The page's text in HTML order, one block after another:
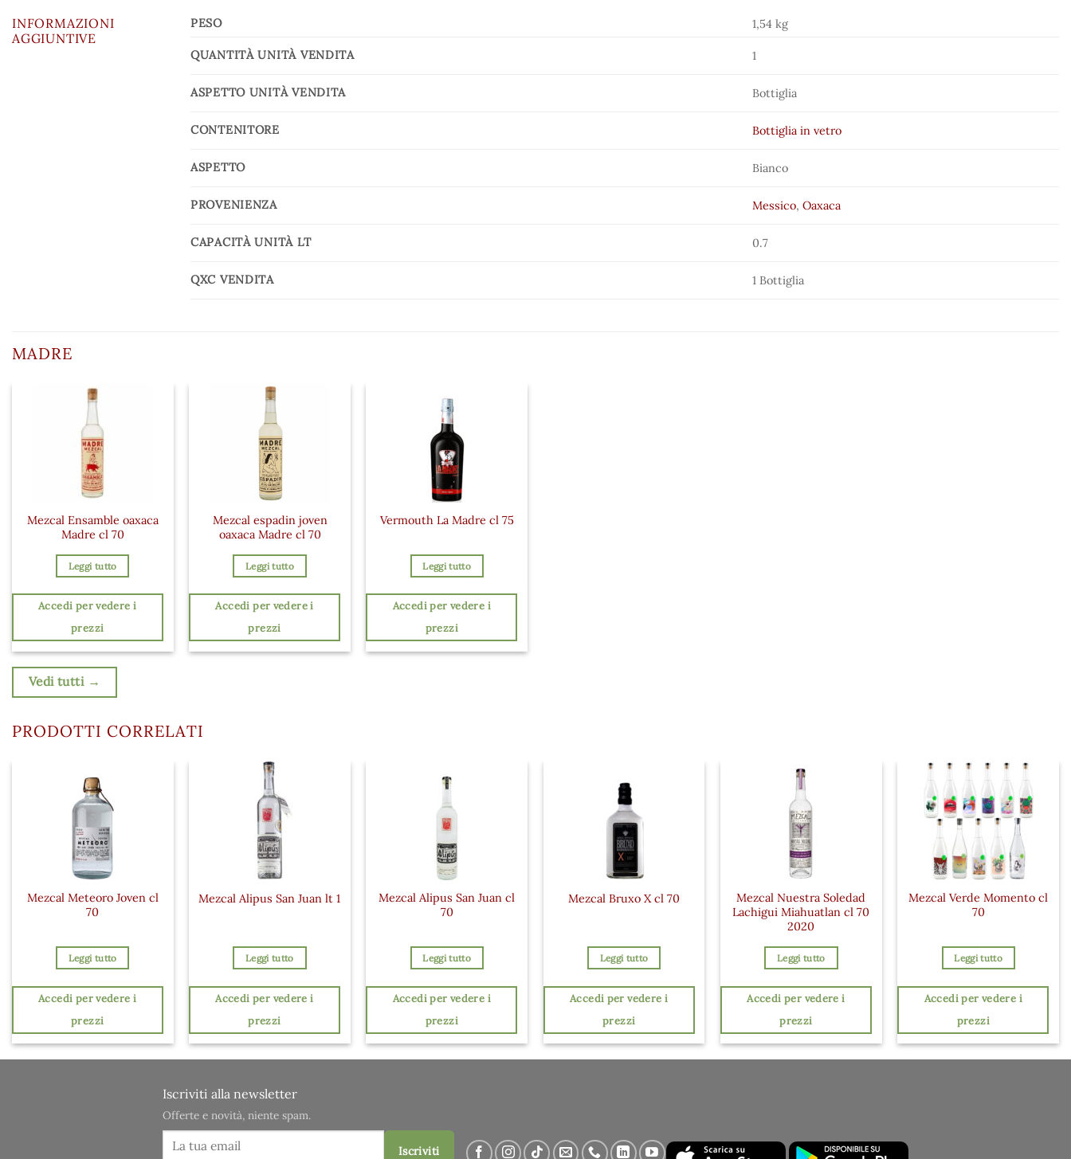
INFORMAZIONI
AGGIUNTIVE
PESO 1,54 kg
QUANTITÀ UNITÀ VENDITA 1
ASPETTO UNITÀ VENDITA Bottiglia
CONTENITORE Bottiglia in vetro
ASPETTO Bianco
PROVENIENZA Messico,Oaxaca
CAPACITÀ UNITÀ LT 0.7
QXC VENDITA 1 Bottiglia
MADRE
Mezcal Ensamble oaxaca
Madre cl 70
Leggi tutto
Accedi per vedere i
prezzi
Mezcal espadin joven
oaxaca Madre cl 70
Leggi tutto
Accedi per vedere i
prezzi
Vermouth La Madre cl 75
Leggi tutto
Accedi per vedere i
prezzi
Vedi tutti →
PRODOTTI CORRELATI
Mezcal Meteoro Joven cl
70
Leggi tutto
Accedi per vedere i
prezzi
Mezcal Alipus San Juan lt 1
Leggi tutto
Accedi per vedere i
prezzi
Mezcal Alipus San Juan cl
70
Leggi tutto
Accedi per vedere i
prezzi
Mezcal Bruxo X cl 70
Leggi tutto
Accedi per vedere i
prezzi
Mezcal Nuestra Soledad
Lachigui Miahuatlan cl 70
2020
Leggi tutto
Accedi per vedere i
prezzi
Mezcal Verde Momento cl
70
Leggi tutto
Accedi per vedere i
prezzi
Iscriviti alla newsletter
Offerte e novità, niente spam.
Iscriviti